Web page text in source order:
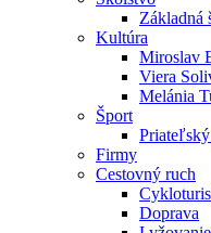
Základná
Kultúra
Miroslav
Viera
Melánia
Šport
Firmy
Cestovný ruch
Doprava